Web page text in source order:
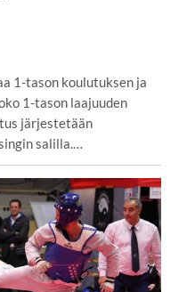
1-tason koulutuksen ja
1-tason laajuuden
järjestetään
salilla.…